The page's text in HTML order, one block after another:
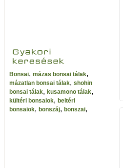
Bonsai, mázas bonsai tálak,
mázatlan bonsai tálak, shohin
bonsai tálak, kusamono tálak,
kültéri bonsaiok, beltéri
bonsaiok, bonszáj, bonszai,